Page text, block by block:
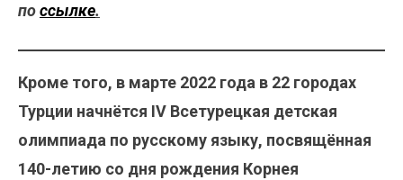
поссылке.
Кроме того, в марте 2022 года в 22 городах
Турции начнётся IV Всетурецкая детская
олимпиада по русскому языку, посвящённая
140-летию со дня рождения Корнея